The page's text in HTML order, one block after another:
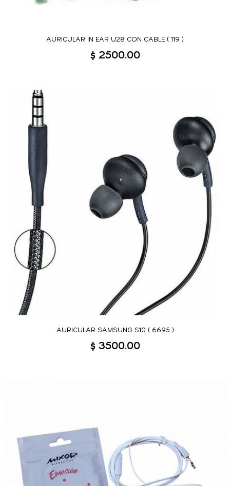
AURICULAR IN EAR U28 CON CABLE ( 119 )
$ 2500.00
AURICULAR SAMSUNG S10 ( 6695 )
$ 3500.00